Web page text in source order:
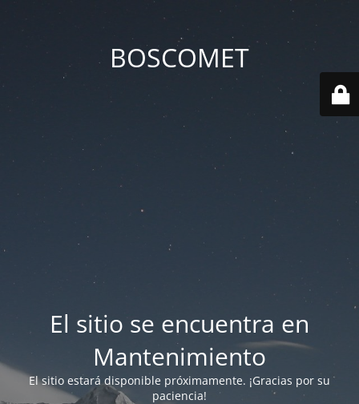
BOSCOMET
El sitio se encuentra en
Mantenimiento
El sitio estará disponible próximamente. ¡Gracias por su
paciencia!